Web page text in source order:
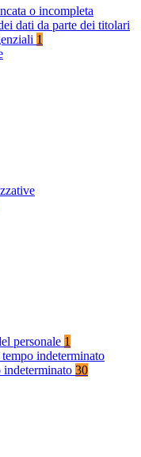
o incompleta
dati da parte dei titolari
1
personale 1
indeterminato
indeterminato 30